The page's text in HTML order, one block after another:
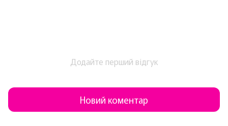
Додайте перший відгук
Новий коментар